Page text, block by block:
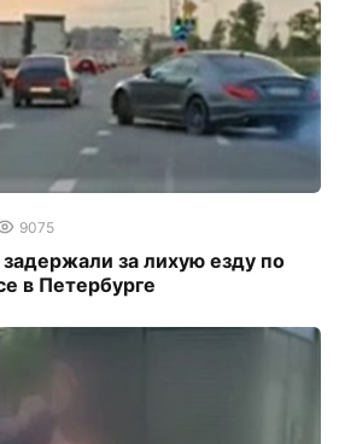
9075
за лихую езду по
в Петербурге